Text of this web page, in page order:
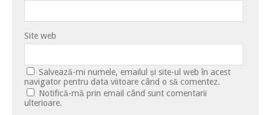
Site web
Salvează-mi numele, emailul și site-ul web în acest
navigator pentru data viitoare când o să comentez.
Notifică-mă prin email când sunt comentarii
ulterioare.